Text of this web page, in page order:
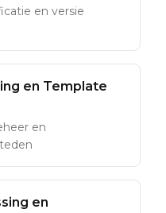
en versie
en Template
en
en